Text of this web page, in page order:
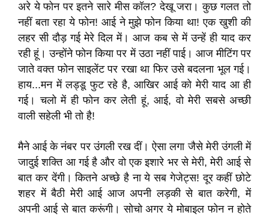
अरे ये फोन पर इतने सारे मीस कॉल? देखू जरा। कुछ गलत तो
नहीं बता रहा ये फोन! आई ने मुझे फोन किया था! एक खुशी की
लहर सी दौड़ गई मेरे दिल में। आज कब से में उन्हें ही याद कर
रही हूं। उन्होंने फोन किया पर में उठा नहीं पाई। आज मीटिंग पर
जाते वक्त फोन साइलेंट पर रखा था फिर उसे बदलना भूल गई।
हाय...मन में लड्डू फुट रहे है, आखिर आई को मेरी याद आ ही
गई। चलो में ही फोन कर लेती हूं, आई, वो मेरी सबसे अच्छी
वाली सहेली भी तो है!
मैने आई के नंबर पर उंगली रख दीं। ऐसा लगा जैसे मेरी उंगली में
जादुई शक्ति आ गई है और वो एक इशारे भर से मेरी, मेरी आई से
बात कर देंगी। कितने अच्छे है ना ये सब गेजेट्स! दूर कहीं छोटे
शहर में बैठी मेरी आई आज अपनी लड़की से बात करेगी, में
अपनी आई से बात करूंगी। सोचो अगर ये मोबाइल फोन न होते